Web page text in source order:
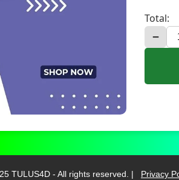
Total:
−
TULUS4D - All rights reserved. | Privacy